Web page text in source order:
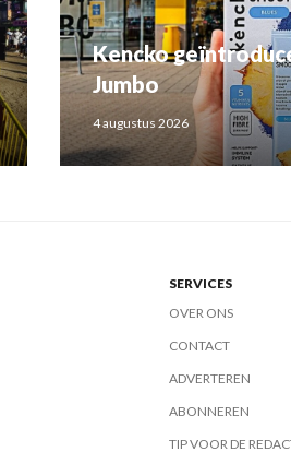
Kencko
Jumbo
4 augustus 2026
SERVICES
OVER ONS
CONTACT
ADVERTEREN
ABONNEREN
TIP VOOR DE